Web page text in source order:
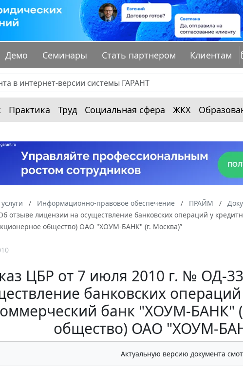
Демо Семинары Стать партнером Клиентам
Практика Труд Социальная сфера ЖКХ
Информационно-правовое обеспечение ПРАЙМ
отзыве лицензии на осуществление банковских операций у
общество) ОАО "ХОУМ-БАНК" (г. Москва)”
ЦБР от 7 июля 2010 г. № ОД-
банковских
банк "ХОУМ-БАНК"
общество) ОАО "ХОУМ-
Актуальную версию документа